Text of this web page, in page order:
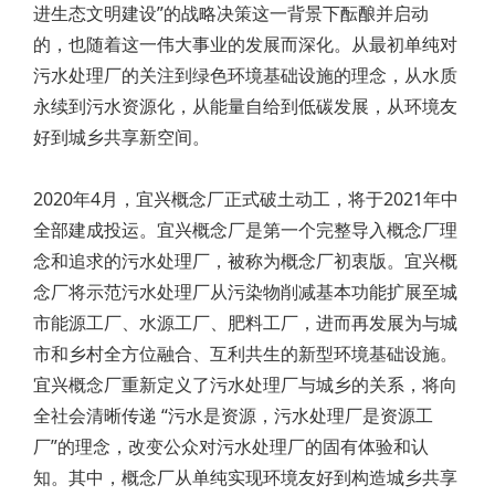
进生态文明建设”的战略决策这一背景下酝酿并启动
的，也随着这一伟大事业的发展而深化。从最初单纯对
污水处理厂的关注到绿色环境基础设施的理念，从水质
永续到污水资源化，从能量自给到低碳发展，从环境友
好到城乡共享新空间。
2020年4月，宜兴概念厂正式破土动工，将于2021年中
全部建成投运。宜兴概念厂是第一个完整导入概念厂理
念和追求的污水处理厂，被称为概念厂初衷版。宜兴概
念厂将示范污水处理厂从污染物削减基本功能扩展至城
市能源工厂、水源工厂、肥料工厂，进而再发展为与城
市和乡村全方位融合、互利共生的新型环境基础设施。
宜兴概念厂重新定义了污水处理厂与城乡的关系，将向
全社会清晰传递 “污水是资源，污水处理厂是资源工
厂”的理念，改变公众对污水处理厂的固有体验和认
知。其中，概念厂从单纯实现环境友好到构造城乡共享